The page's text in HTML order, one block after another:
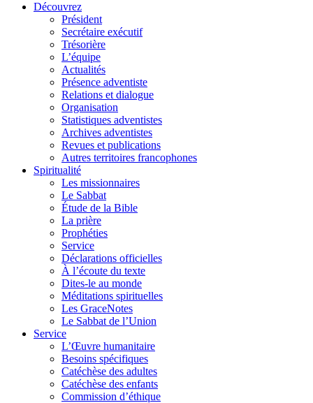
Découvrez
Président
Secrétaire exécutif
Trésorière
L’équipe
Actualités
Présence adventiste
Relations et dialogue
Organisation
Statistiques adventistes
Archives adventistes
Revues et publications
Autres territoires francophones
Spiritualité
Les missionnaires
Le Sabbat
Étude de la Bible
La prière
Prophéties
Service
Déclarations officielles
À l’écoute du texte
Dites-le au monde
Méditations spirituelles
Les GraceNotes
Le Sabbat de l’Union
Service
L’Œuvre humanitaire
Besoins spécifiques
Catéchèse des adultes
Catéchèse des enfants
Commission d’éthique